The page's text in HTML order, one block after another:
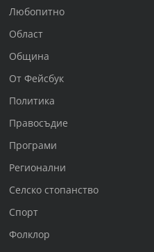
Любопитно
Област
Община
От Фейсбук
Политика
Правосъдие
Програми
Регионални
Селско стопанство
Спорт
Фолклор